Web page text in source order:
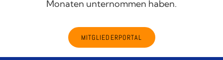
Monaten unternommen haben.
MITGLIEDERPORTAL